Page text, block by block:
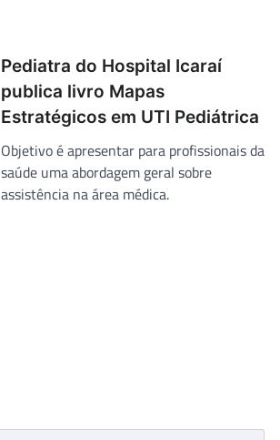
Pediatra do Hospital Icaraí
publica livro Mapas
Estratégicos em UTI Pediátrica
Objetivo é apresentar para profissionais da
saúde uma abordagem geral sobre
assistência na área médica.